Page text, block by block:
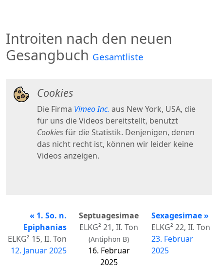
Introiten nach den neuen
Gesangbuch Gesamtliste
« 1. So. n.
Epiphanias
ELKG² 15, II. Ton
12. Januar 2025
Septuagesimae
ELKG² 21, II. Ton
(Antiphon B)
16. Februar
2025
Sexagesimae »
ELKG² 22, II. Ton
23. Februar
2025